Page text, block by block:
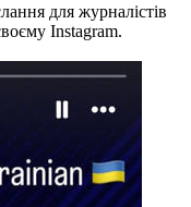
для журналістів
Instagram.